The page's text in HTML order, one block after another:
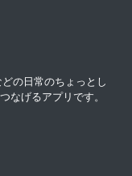
の日常のちょっとし
なげるアプリです。